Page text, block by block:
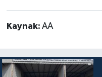
Kaynak: AA